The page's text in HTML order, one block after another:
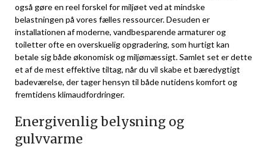
også gøre en reel forskel for miljøet ved at mindske
belastningen på vores fælles ressourcer. Desuden er
installationen af moderne, vandbesparende armaturer og
toiletter ofte en overskuelig opgradering, som hurtigt kan
betale sig både økonomisk og miljømæssigt. Samlet set er dette
et af de mest effektive tiltag, når du vil skabe et bæredygtigt
badeværelse, der tager hensyn til både nutidens komfort og
fremtidens klimaudfordringer.
Energivenlig belysning og
gulvvarme